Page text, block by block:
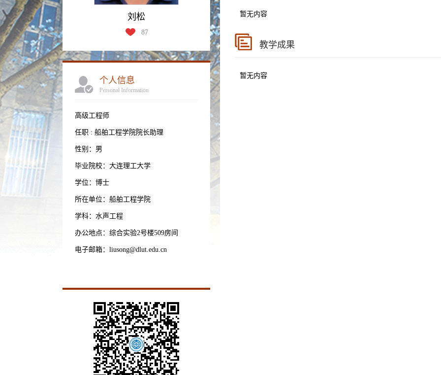
刘松
87
个人信息
Personal Information
高级工程师
任职 : 船舶工程学院院长助理
性别：男
毕业院校：大连理工大学
学位：博士
所在单位：船舶工程学院
学科：水声工程
办公地点：综合实验2号楼509房间
电子邮箱： liusong@dlut.edu.cn
暂无内容
教学成果
暂无内容